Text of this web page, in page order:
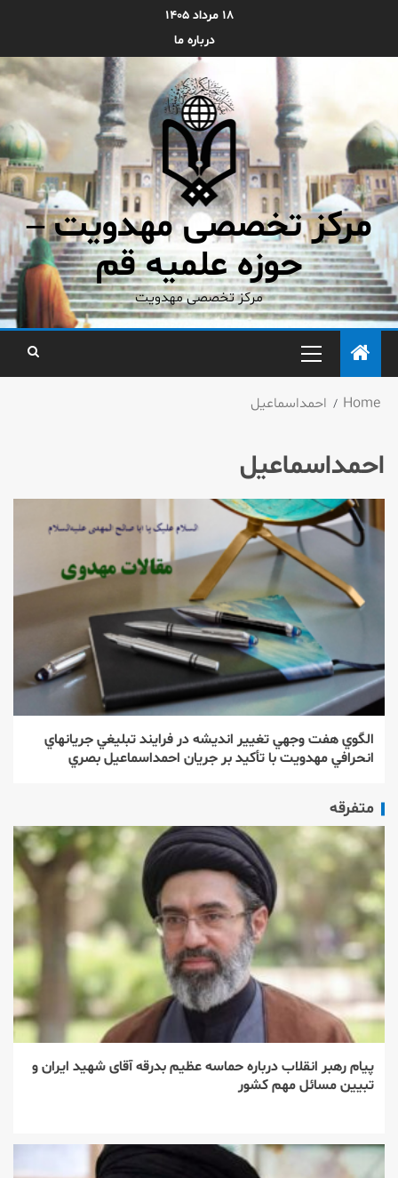
۱۸ مرداد ۱۴۰۵
درباره ما
مرکز تخصصی مهدویت –
حوزه علمیه قم
مرکز تخصصی مهدویت
Home احمداسماعیل
احمداسماعیل
الگوي هفت وجهي تغيير انديشه در فرايند تبليغي جريان‏هاي
انحرافي مهدويت با تأكيد بر جريان احمداسماعيل بصري
متفرقه
پیام رهبر انقلاب درباره حماسه عظیم بدرقه آقای شهید ایران و
تبیین مسائل مهم کشور